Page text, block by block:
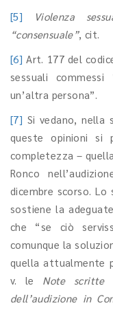
[5]
Violenza
“consensuale”, cit.
[6] Art. 177 del
sessuali
un’altra persona”.
[7] Si vedano,
queste opinioni si
completezza –
Ronco
dicembre scorso.
sostiene la
che “se ciò
comunque la
quella attualmente
v. le Note scritte
dell’audizione in